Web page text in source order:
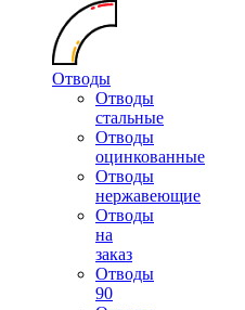
Отводы
Отводы
стальные
Отводы
оцинкованные
Отводы
нержавеющие
Отводы
на
заказ
Отводы
90